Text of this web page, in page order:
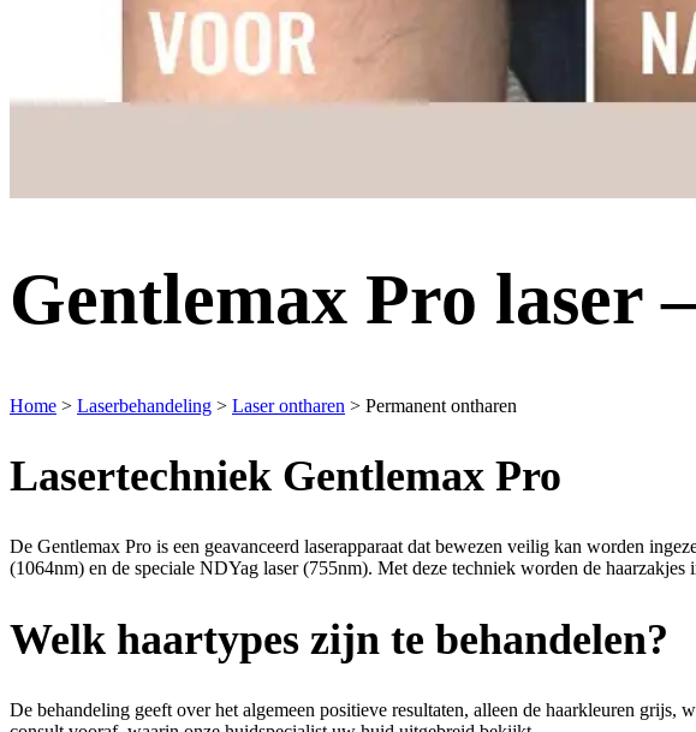
Gentlemax Pro laser
Home > Laserbehandeling > Laser ontharen > Permanent ontharen
Lasertechniek Gentlemax Pro
De Gentlemax Pro is een geavanceerd laserapparaat dat bewezen veilig kan worden
(1064nm) en de speciale NDYag laser (755nm). Met deze techniek worden de
Welk haartypes zijn te behandelen?
De behandeling geeft over het algemeen positieve resultaten, alleen de haarkleuren grijs,